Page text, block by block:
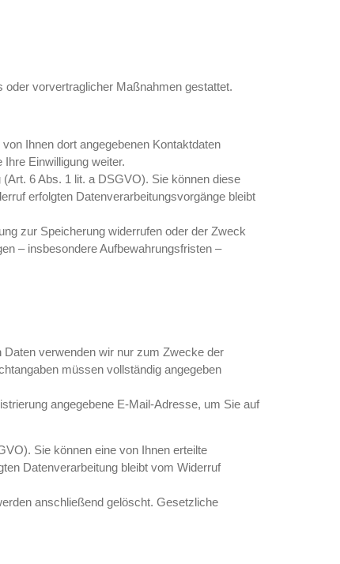
oder vorvertraglicher Maßnahmen gestattet.
Ihnen dort angegebenen Kontaktdaten
Einwilligung weiter.
6 Abs. 1 lit. a DSGVO). Sie können diese
erfolgten Datenverarbeitungsvorgänge bleibt
zur Speicherung widerrufen oder der Zweck
– insbesondere Aufbewahrungsfristen –
verwenden wir nur zum Zwecke der
müssen vollständig angegeben
angegebene E-Mail-Adresse, um Sie auf
Sie können eine von Ihnen erteilte
Datenverarbeitung bleibt vom Widerruf
anschließend gelöscht. Gesetzliche